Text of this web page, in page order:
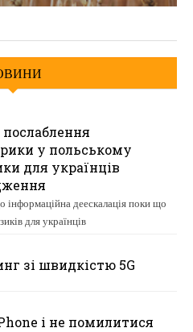
у польському
для українців
деескалація поки що
для українців
зі швидкістю 5G
і не помилитися